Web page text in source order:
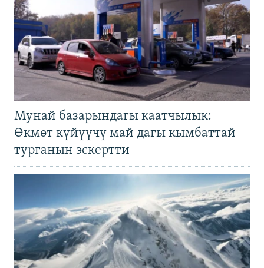
Мунай базарындагы каатчылык:
Өкмөт күйүүчү май дагы кымбаттай
турганын эскертти